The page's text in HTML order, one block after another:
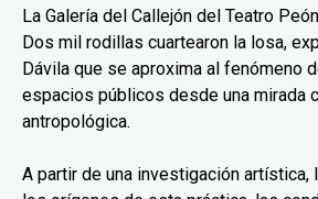
La Galería del Callejón del Teatro
Dos mil rodillas cuartearon la losa,
Dávila que se aproxima al fenómeno
espacios públicos desde una mirada
antropológica.
A partir de una investigación artística,